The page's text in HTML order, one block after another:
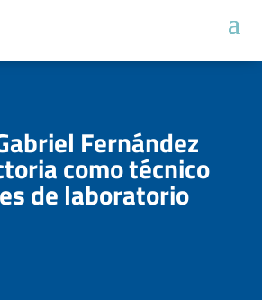
Fernández
como técnico
de laboratorio